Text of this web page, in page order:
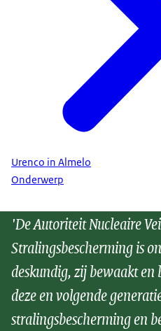
Urenco in Almelo
Onderwerp
'De Autoriteit Nucleaire
Stralingsbescherming is
deskundig, zij bewaakt
deze en volgende
stralingsbescherming en